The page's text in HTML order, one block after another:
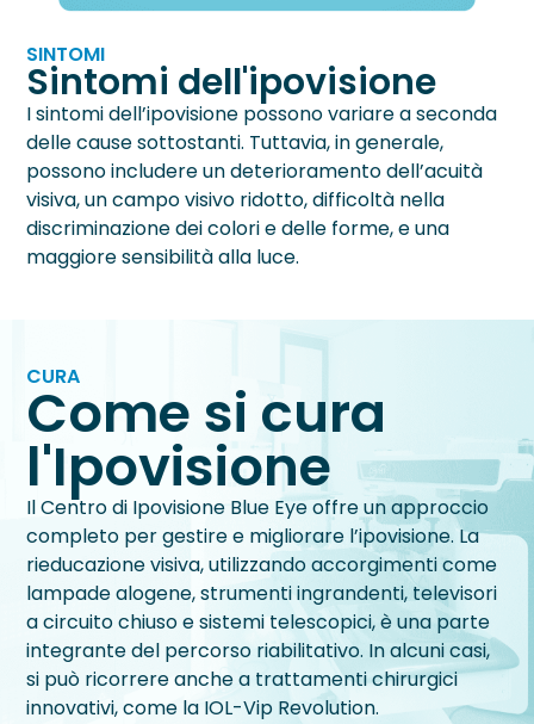
SINTOMI
Sintomi dell'ipovisione
I sintomi dell’ipovisione possono variare a seconda
delle cause sottostanti. Tuttavia, in generale,
possono includere un deterioramento dell’acuità
visiva, un campo visivo ridotto, difficoltà nella
discriminazione dei colori e delle forme, e una
maggiore sensibilità alla luce.
CURA
Come si cura
l'Ipovisione
Il Centro di Ipovisione Blue Eye offre un approccio
completo per gestire e migliorare l’ipovisione. La
rieducazione visiva, utilizzando accorgimenti come
lampade alogene, strumenti ingrandenti, televisori
a circuito chiuso e sistemi telescopici, è una parte
integrante del percorso riabilitativo. In alcuni casi,
si può ricorrere anche a trattamenti chirurgici
innovativi, come la IOL-Vip Revolution.